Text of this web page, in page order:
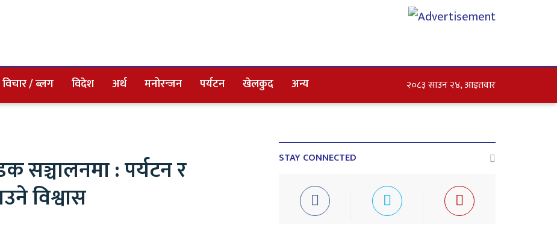
विचार / ब्लग विदेश अर्थ मनोरन्जन पर्यटन खेलकुद अन्य २०८३ साउन २४, आइतवार
सञ्चालनमा : पर्यटन र
विश्वास
STAY CONNECTED